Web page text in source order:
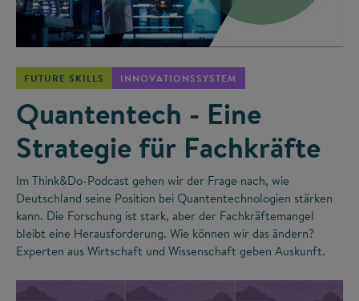
FUTURE SKILLS INNOVATIONSSYSTEM
Quantentech - Eine
Strategie für Fachkräfte
Im Think&Do-Podcast gehen wir der Frage nach, wie
Deutschland seine Position bei Quantentechnologien stärken
kann. Die Forschung ist stark, aber der Fachkräftemangel
bleibt eine Herausforderung. Wie können wir das ändern?
Experten aus Wirtschaft und Wissenschaft geben Auskunft.